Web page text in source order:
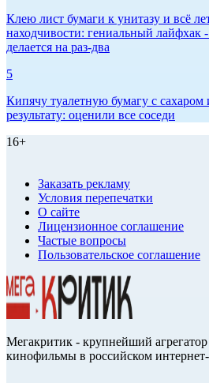
Клею лист бумаги к унитазу и всё
находчивости: гениальный лайфхак -
делается на раз-два
5
Кипячу туалетную бумагу с сахаром
результату: оценили все соседи
16+
Заказать рекламу
Условия перепечатки
О сайте
Лицензионное соглашение
Частые вопросы
Пользовательское соглашение
Мегакритик - крупнейший
кинофильмы в российском интернет-